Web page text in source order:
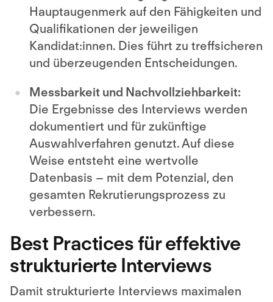
Hauptaugenmerk auf den Fähigkeiten und
Qualifikationen der jeweiligen
Kandidat:innen. Dies führt zu treffsicheren
und überzeugenden Entscheidungen.
Messbarkeit und Nachvollziehbarkeit:
Die Ergebnisse des Interviews werden
dokumentiert und für zukünftige
Auswahlverfahren genutzt. Auf diese
Weise entsteht eine wertvolle
Datenbasis – mit dem Potenzial, den
gesamten Rekrutierungsprozess zu
verbessern.
Best Practices für effektive
strukturierte Interviews
Damit strukturierte Interviews maximalen